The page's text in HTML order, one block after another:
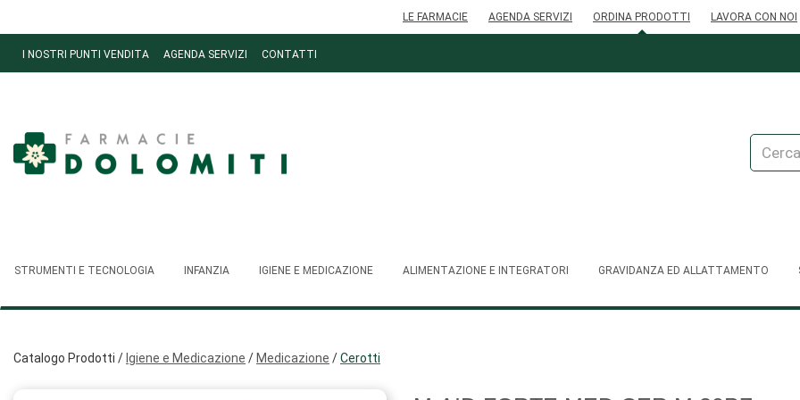
principale
LE FARMACIE AGENDA SERVIZI ORDINA PRODOTTI LAVORA CON NOI
I NOSTRI PUNTI VENDITA AGENDA SERVIZI CONTATTI
Dolomiti
Cerca
Prodotto
STRUMENTI E TECNOLOGIA INFANZIA IGIENE E MEDICAZIONE ALIMENTAZIONE E INTEGRATORI GRAVIDANZA ED ALLATTAMENTO
Catalogo Prodotti / Igiene e Medicazione / Medicazione /Cerotti